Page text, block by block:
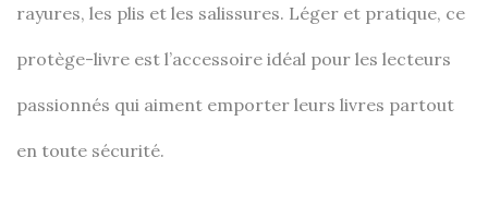
rayures, les plis et les salissures. Léger et pratique, ce
protège-livre est l’accessoire idéal pour les lecteurs
passionnés qui aiment emporter leurs livres partout
en toute sécurité.